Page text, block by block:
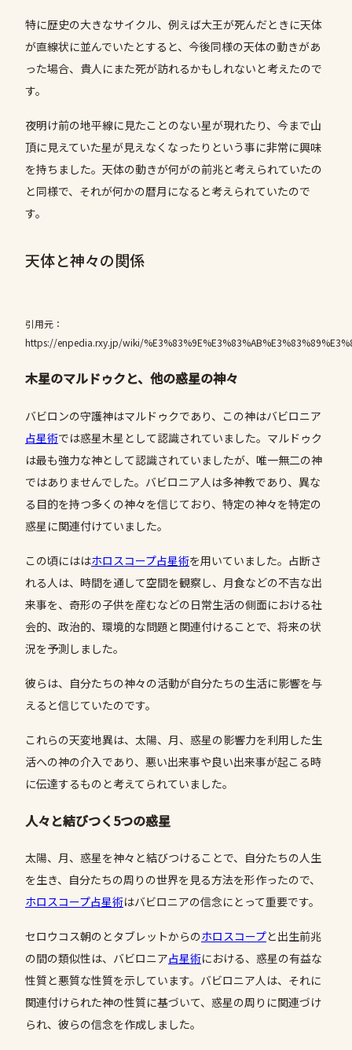
特に歴史の大きなサイクル、例えば大王が死んだときに天体
が直線状に並んでいたとすると、今後同様の天体の動きがあ
った場合、貴人にまた死が訪れるかもしれないと考えたので
す。
夜明け前の地平線に見たことのない星が現れたり、今まで山
頂に見えていた星が見えなくなったりという事に非常に興味
を持ちました。天体の動きが何がの前兆と考えられていたの
と同様で、それが何かの暦月になると考えられていたので
す。
天体と神々の関係
引用元：
https://enpedia.rxy.jp/wiki/
木星のマルドゥクと、他の惑星の神々
バビロンの守護神はマルドゥクであり、この神はバビロニア
占星術では惑星木星として認識されていました。マルドゥク
は最も強力な神として認識されていましたが、唯一無二の神
ではありませんでした。バビロニア人は多神教であり、異な
る目的を持つ多くの神々を信じており、特定の神々を特定の
惑星に関連付けていました。
この頃にははホロスコープ占星術を用いていました。占断さ
れる人は、時間を通して空間を観察し、月食などの不吉な出
来事を、奇形の子供を産むなどの日常生活の側面における社
会的、政治的、環境的な問題と関連付けることで、将来の状
況を予測しました。
彼らは、自分たちの神々の活動が自分たちの生活に影響を与
えると信じていたのです。
これらの天変地異は、太陽、月、惑星の影響力を利用した生
活への神の介入であり、悪い出来事や良い出来事が起こる時
に伝達するものと考えてられていました。
人々と結びつく5つの惑星
太陽、月、惑星を神々と結びつけることで、自分たちの人生
を生き、自分たちの周りの世界を見る方法を形作ったので、
ホロスコープ占星術はバビロニアの信念にとって重要です。
セロウコス朝のとタブレットからのホロスコープと出生前兆
の間の類似性は、バビロニア占星術における、惑星の有益な
性質と悪質な性質を示しています。バビロニア人は、それに
関連付けられた神の性質に基づいて、惑星の周りに関連づけ
られ、彼らの信念を作成しました。